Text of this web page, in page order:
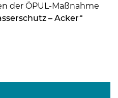
der ÖPUL-Maßnahme
– Acker“